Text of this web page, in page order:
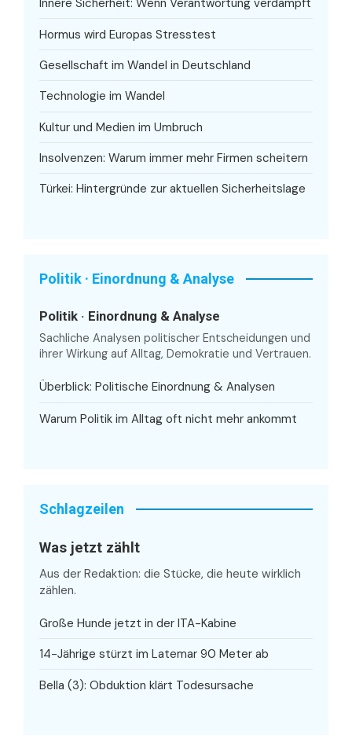
Innere Sicherheit: Wenn Verantwortung verdampft
Hormus wird Europas Stresstest
Gesellschaft im Wandel in Deutschland
Technologie im Wandel
Kultur und Medien im Umbruch
Insolvenzen: Warum immer mehr Firmen scheitern
Türkei: Hintergründe zur aktuellen Sicherheitslage
Politik · Einordnung & Analyse
Politik · Einordnung & Analyse
Sachliche Analysen politischer Entscheidungen und
ihrer Wirkung auf Alltag, Demokratie und Vertrauen.
Überblick: Politische Einordnung & Analysen
Warum Politik im Alltag oft nicht mehr ankommt
Schlagzeilen
Was jetzt zählt
Aus der Redaktion: die Stücke, die heute wirklich
zählen.
Große Hunde jetzt in der ITA-Kabine
14-Jährige stürzt im Latemar 90 Meter ab
Bella (3): Obduktion klärt Todesursache